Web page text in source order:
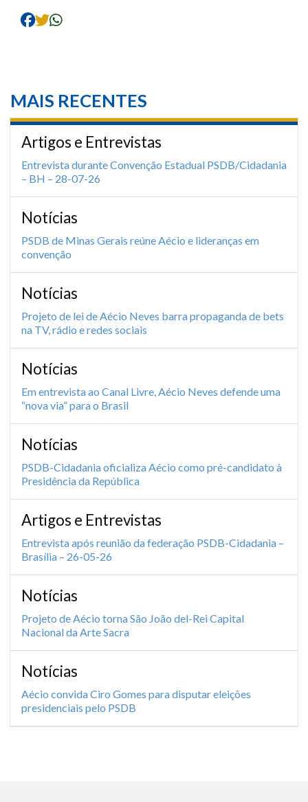
MAIS RECENTES
Artigos e Entrevistas
Entrevista durante Convenção Estadual PSDB/Cidadania
– BH – 28-07-26
Notícias
PSDB de Minas Gerais reúne Aécio e lideranças em
convenção
Notícias
Projeto de lei de Aécio Neves barra propaganda de bets
na TV, rádio e redes sociais
Notícias
Em entrevista ao Canal Livre, Aécio Neves defende uma
“nova via” para o Brasil
Notícias
PSDB-Cidadania oficializa Aécio como pré-candidato à
Presidência da República
Artigos e Entrevistas
Entrevista após reunião da federação PSDB-Cidadania –
Brasília – 26-05-26
Notícias
Projeto de Aécio torna São João del-Rei Capital
Nacional da Arte Sacra
Notícias
Aécio convida Ciro Gomes para disputar eleições
presidenciais pelo PSDB